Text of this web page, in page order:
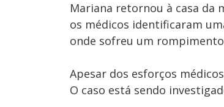
Mariana retornou à casa da
os médicos identificaram
onde sofreu um
Apesar dos esforços
O caso está sendo